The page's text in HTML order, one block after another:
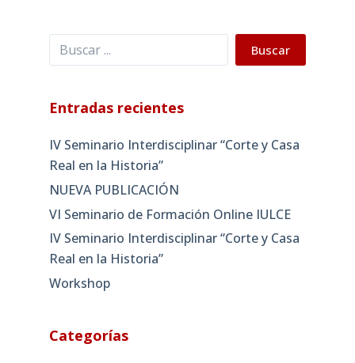
Buscar Buscar
Entradas recientes
IV Seminario Interdisciplinar “Corte y Casa
Real en la Historia”
NUEVA PUBLICACIÓN
VI Seminario de Formación Online IULCE
IV Seminario Interdisciplinar “Corte y Casa
Real en la Historia”
Workshop
Categorías